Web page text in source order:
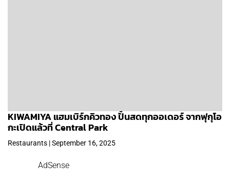
KIWAMIYA แฮมเบิร์กคิวทอง ปั้นสดทุกออเดอร์ จากฟุกุโอ
กะเปิดแล้วที่ Central Park
Restaurants | September 16, 2025
AdSense